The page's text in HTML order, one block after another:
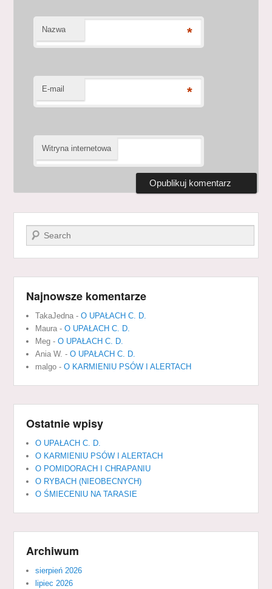
Nazwa *
E-mail *
Witryna internetowa
Szukaj
Najnowsze komentarze
TakaJedna -O UPAŁACH C. D.
Maura -O UPAŁACH C. D.
Meg -O UPAŁACH C. D.
Ania W. -O UPAŁACH C. D.
malgo -O KARMIENIU PSÓW I ALERTACH
Ostatnie wpisy
O UPAŁACH C. D.
O KARMIENIU PSÓW I ALERTACH
O POMIDORACH I CHRAPANIU
O RYBACH (NIEOBECNYCH)
O ŚMIECENIU NA TARASIE
Archiwum
sierpień 2026
lipiec 2026